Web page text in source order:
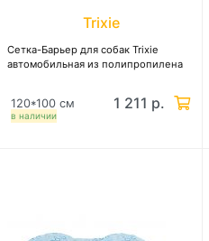
Trixie
Сетка-Барьер для собак Trixie
автомобильная из полипропилена
в наличии
120*100 см 1 211 р.